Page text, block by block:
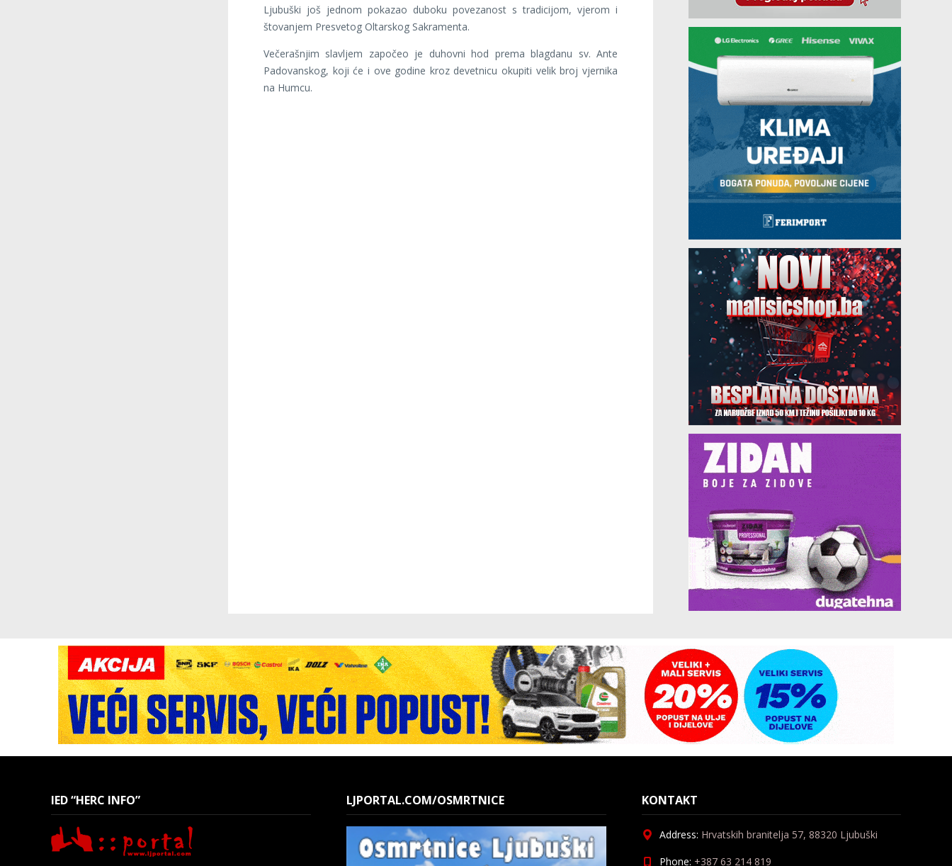
Ljubuški još jednom pokazao duboku povezanost s tradicijom, vjerom i
štovanjem Presvetog Oltarskog Sakramenta.
Večerašnjim slavljem započeo je duhovni hod prema blagdanu sv. Ante
Padovanskog, koji će i ove godine kroz devetnicu okupiti velik broj vjernika
na Humcu.
IED “HERC INFO” LJPORTAL.COM/OSMRTNICE KONTAKT
Address: Hrvatskih branitelja 57, 88320 Ljubuški
Phone: +387 63 214 819